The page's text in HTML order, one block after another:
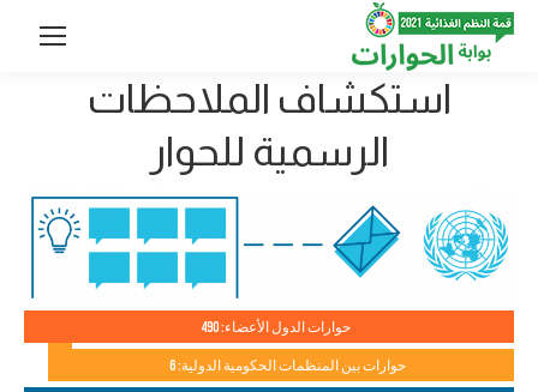
استكشاف الملاحظات
الرسمية للحوار
حوارات الدول الأعضاء: 490
حوارات بين المنظمات الحكومية الدولية: 6